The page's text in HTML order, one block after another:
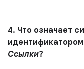
4. Что означает
Ссылки?